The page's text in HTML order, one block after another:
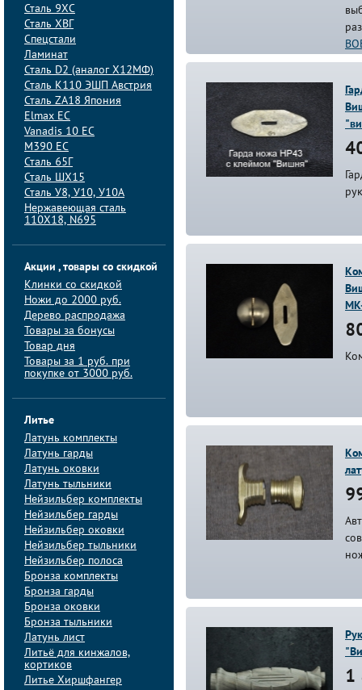
Сталь 9ХС
Сталь ХВГ
Спецстали
Ламинат
Сталь D2 (аналог Х12МФ)
Сталь K110 ЭШП Австрия
Сталь ZA18 Япония
Elmax ЕС
Vanadis 10 ЕС
M390 ЕС
Сталь 65Г
Сталь ШХ15
Сталь У8, У10, У10А
Нержавеющая сталь
110Х18, N695
Акции , товары со скидкой
Клинки со скидкой
Ножи до 2000 руб.
Дерево распродажа
Товары за бонусы
Товар дня
Товары за 1 руб. при
покупке от 3000 руб.
Литье
Латунь комплекты
Латунь гарды
Латунь оковки
Латунь тыльники
Нейзильбер комплекты
Нейзильбер гарды
Нейзильбер оковки
Нейзильбер тыльники
Нейзильбер полоса
Бронза комплекты
Бронза гарды
Бронза оковки
Бронза тыльники
Латунь лист
Литьё для кинжалов,
кортиков
Литье Хиршфангер
1